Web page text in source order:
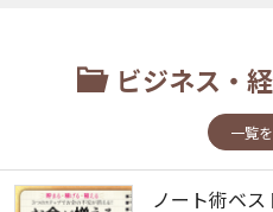
ビジネス・
一覧
ノート術ベ